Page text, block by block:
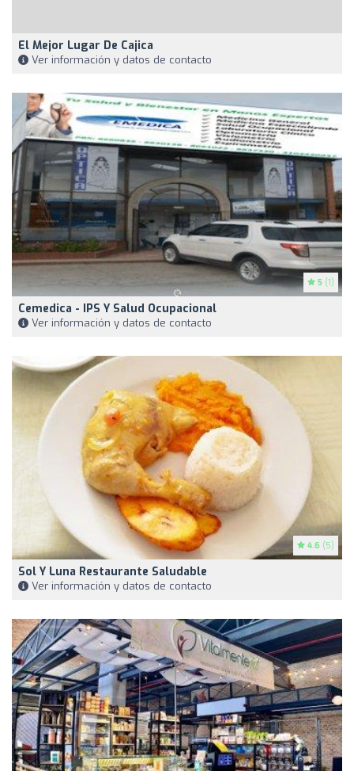
El Mejor Lugar De Cajica
Ver información y datos de contacto
5 (1)
Cemedica - IPS Y Salud Ocupacional
Ver información y datos de contacto
4.6 (5)
Sol Y Luna Restaurante Saludable
Ver información y datos de contacto